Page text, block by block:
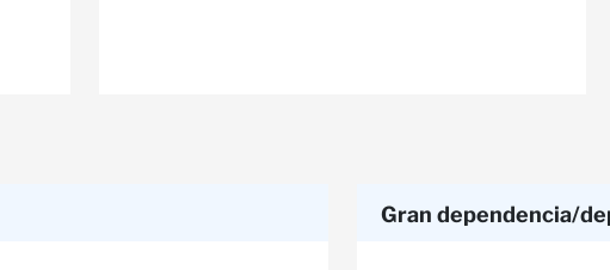
Gran dependencia/